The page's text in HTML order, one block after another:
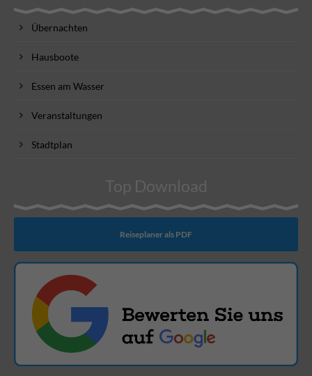
Übernachten
Hausboote
Essen am Wasser
Veranstaltungen
Stadtplan
Top Download
Reiseplaner als PDF